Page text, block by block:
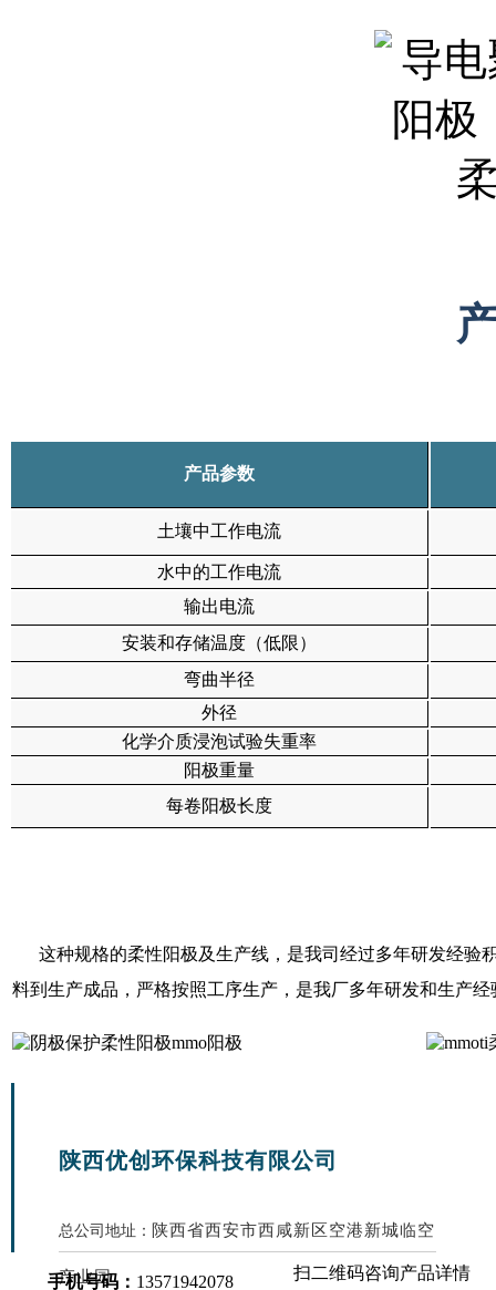
产品参数
土壤中工作电流
水中的工作电流
输出电流
安装和存储温度（低限）
弯曲半径
外径
化学介质浸泡试验失重率
阳极重量
每卷阳极长度
这种规格的柔性阳极及生产线，是我司经过多年研发经验
料到生产成品，严格按照工序生产，是我厂多年研发和生产经
陕西优创环保科技有限公司
总公司地址： 陕西省西安市西咸新区空港新城临空
产业园
手机号码： 13571942078 扫二维码咨询产品详情